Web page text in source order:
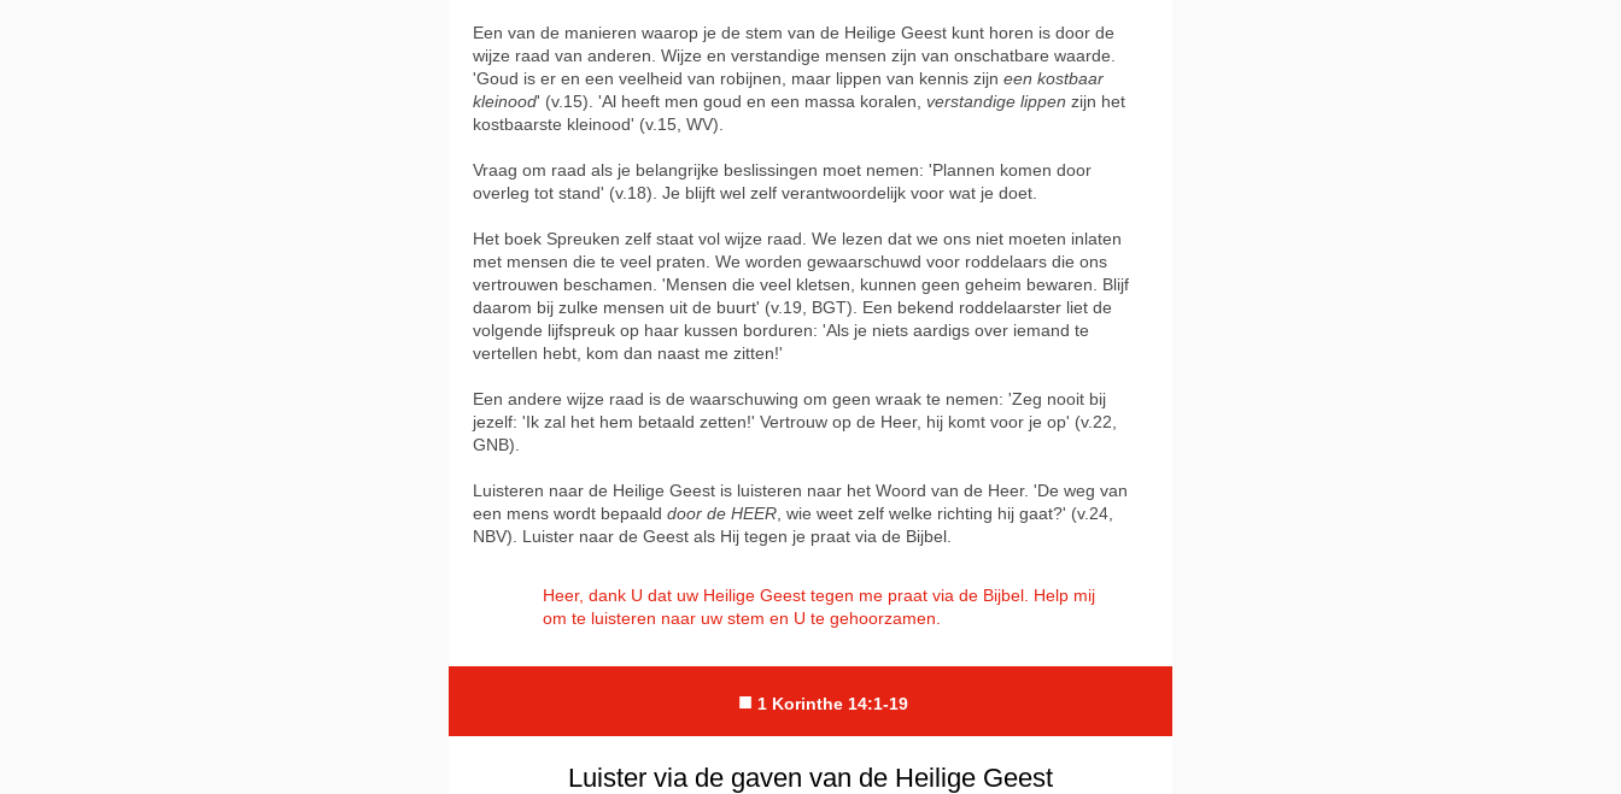
Een van de manieren waarop je de stem van de Heilige Geest kunt horen is door de
wijze raad van anderen. Wijze en verstandige mensen zijn van onschatbare waarde.
'Goud is er en een veelheid van robijnen, maar lippen van kennis zijn een kostbaar
kleinood' (v.15). 'Al heeft men goud en een massa koralen, verstandige lippen zijn het
kostbaarste kleinood' (v.15, WV).
Vraag om raad als je belangrijke beslissingen moet nemen: 'Plannen komen door
overleg tot stand' (v.18). Je blijft wel zelf verantwoordelijk voor wat je doet.
Het boek Spreuken zelf staat vol wijze raad. We lezen dat we ons niet moeten inlaten
met mensen die te veel praten. We worden gewaarschuwd voor roddelaars die ons
vertrouwen beschamen. 'Mensen die veel kletsen, kunnen geen geheim bewaren. Blijf
daarom bij zulke mensen uit de buurt' (v.19, BGT). Een bekend roddelaarster liet de
volgende lijfspreuk op haar kussen borduren: 'Als je niets aardigs over iemand te
vertellen hebt, kom dan naast me zitten!'
Een andere wijze raad is de waarschuwing om geen wraak te nemen: 'Zeg nooit bij
jezelf: 'Ik zal het hem betaald zetten!' Vertrouw op de Heer, hij komt voor je op' (v.22,
GNB).
Luisteren naar de Heilige Geest is luisteren naar het Woord van de Heer. 'De weg van
een mens wordt bepaald door de HEER , wie weet zelf welke richting hij gaat?' (v.24,
NBV). Luister naar de Geest als Hij tegen je praat via de Bijbel.
Heer, dank U dat uw Heilige Geest tegen me praat via de Bijbel. Help mij
om te luisteren naar uw stem en U te gehoorzamen.
■ 1 Korinthe 14:1-19
Luister via de gaven van de Heilige Geest